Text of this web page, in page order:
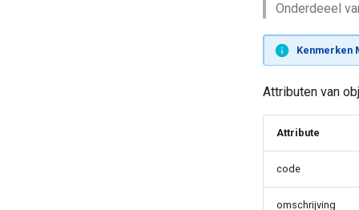
Onderdeeel
Kenmerken
Attributen van
Attribute
code
omschrijving